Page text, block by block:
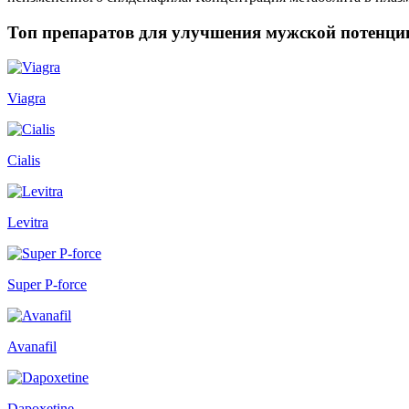
Топ препаратов для улучшения мужской
Viagra
Cialis
Levitra
Super P-force
Avanafil